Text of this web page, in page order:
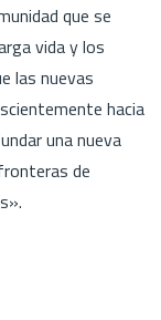
que se
vida y los
las nuevas
hacia
una nueva
de